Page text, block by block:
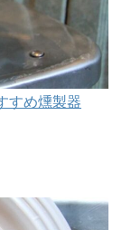
すめ燻製器